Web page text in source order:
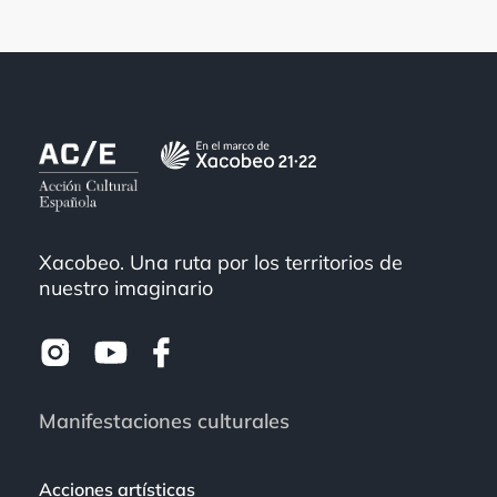
Xacobeo. Una ruta por los territorios de
nuestro imaginario
Manifestaciones culturales
Acciones artísticas